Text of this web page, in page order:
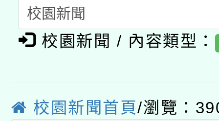
「數位內容與教學軟體
pilot」
有關大陸委員會函釋公
轉知經濟部水利署委託
用水績優單位及節水達
桃園市孔廟祈福系列
2026年桃園地景藝術
校園新聞 / 內容類型：
校園新聞首頁/瀏覽：